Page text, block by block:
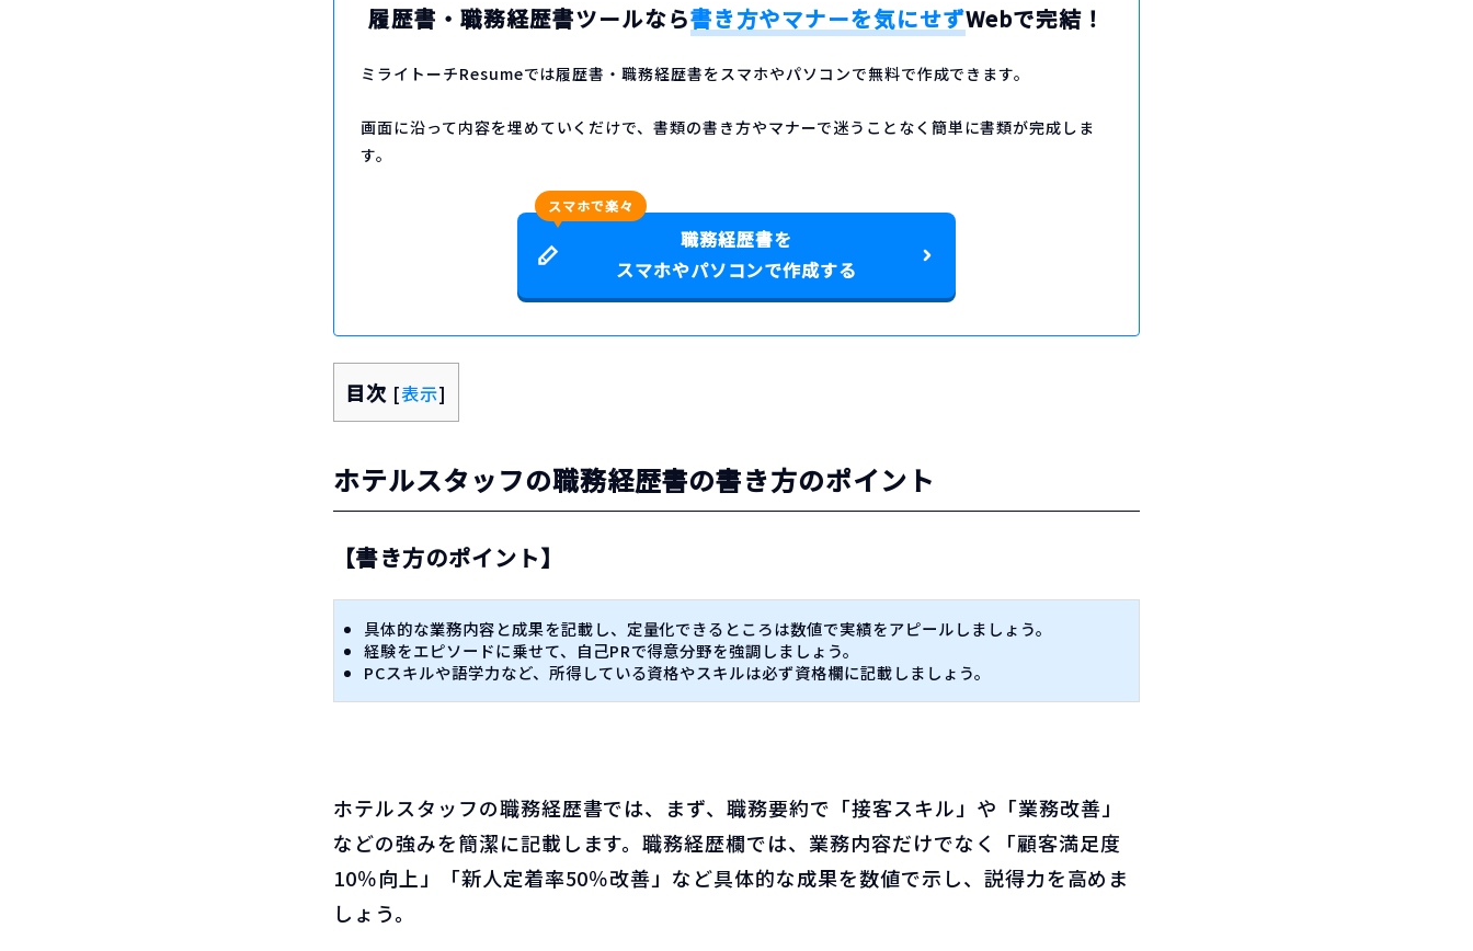
履歴書・職務経歴書ツールなら書き方やマナーを気にせずWebで完結！
ミライトーチResumeでは履歴書・職務経歴書をスマホやパソコンで無料で作成できます。
画面に沿って内容を埋めていくだけで、書類の書き方やマナーで迷うことなく簡単に書類が完成しま
す。
スマホで楽々
職務経歴書を
スマホやパソコンで作成する
目次 [表示]
ホテルスタッフの職務経歴書の書き方のポイント
【書き方のポイント】
具体的な業務内容と成果を記載し、定量化できるところは数値で実績をアピールしましょう。
経験をエピソードに乗せて、自己PRで得意分野を強調しましょう。
PCスキルや語学力など、所得している資格やスキルは必ず資格欄に記載しましょう。
ホテルスタッフの職務経歴書では、まず、職務要約で「接客スキル」や「業務改善」
などの強みを簡潔に記載します。職務経歴欄では、業務内容だけでなく「顧客満足度
10％向上」「新人定着率50％改善」など具体的な成果を数値で示し、説得力を高めま
しょう。